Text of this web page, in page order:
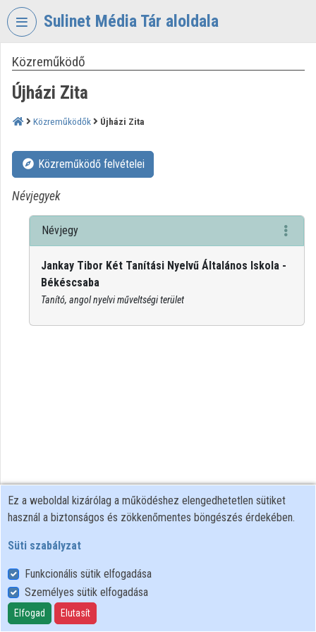
Fejléc kihagyása
Sulinet Média Tár aloldala
VIDEOTORIUM
SULINET
MÉDIA
Intézményi kezdőlap
Bejelentkezés
Intézményi felfedezés
Intézményi listák
Közreműködő
Újházi Zita
Közreműködők Újházi Zita
Közreműködő felvételei
Névjegyek
Névjegy
Jankay Tibor Két Tanítási Nyelvű Általános Iskola -
Békéscsaba
Tanító, angol nyelvi műveltségi terület
Felhasználói szabályzat
Adatkezelési tájékoztató
Süti szabályzat
Ez a weboldal kizárólag a működéshez elengedhetetlen sütiket
használ a biztonságos és zökkenőmentes böngészés érdekében.
Süti szabályzat
Funkcionális sütik elfogadása
Személyes sütik elfogadása
Elfogad Elutasít